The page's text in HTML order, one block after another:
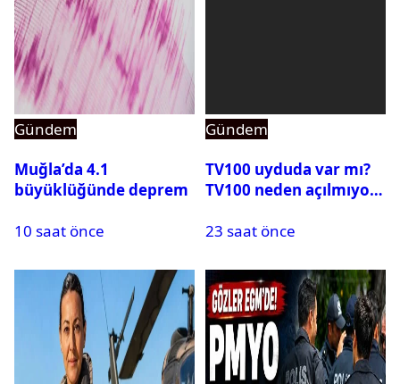
Gündem
Muğla’da 4.1
büyüklüğünde deprem
10 saat önce
Gündem
TV100 uyduda var mı?
TV100 neden açılmıyor?
23 saat önce